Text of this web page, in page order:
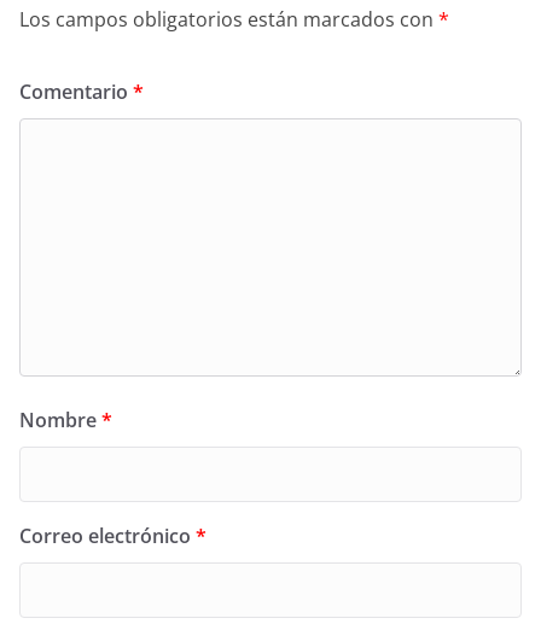
Los campos obligatorios están marcados con *
Comentario *
Nombre*
Correo electrónico *